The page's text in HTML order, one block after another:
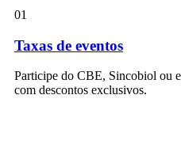
01
Taxas de eventos
Participe do CBE, Sincobiol ou
com descontos exclusivos.